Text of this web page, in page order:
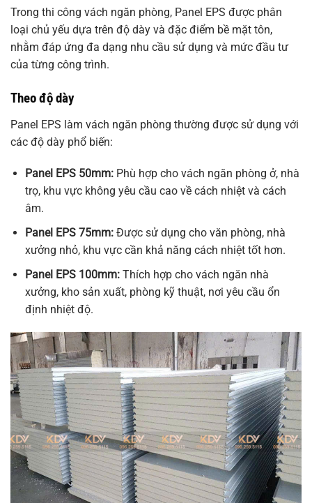
Trong thi công vách ngăn phòng, Panel EPS được phân
loại chủ yếu dựa trên độ dày và đặc điểm bề mặt tôn,
nhằm đáp ứng đa dạng nhu cầu sử dụng và mức đầu tư
của từng công trình.
Theo độ dày
Panel EPS làm vách ngăn phòng thường được sử dụng với
các độ dày phổ biến:
Panel EPS 50mm: Phù hợp cho vách ngăn phòng ở, nhà
trọ, khu vực không yêu cầu cao về cách nhiệt và cách
âm.
Panel EPS 75mm:Được sử dụng cho văn phòng, nhà
xưởng nhỏ, khu vực cần khả năng cách nhiệt tốt hơn.
Panel EPS 100mm:Thích hợp cho vách ngăn nhà
xưởng, kho sản xuất, phòng kỹ thuật, nơi yêu cầu ổn
định nhiệt độ.